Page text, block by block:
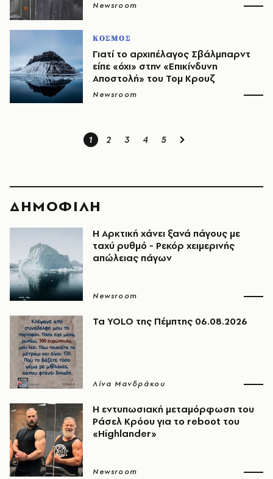
Newsroom
ΚΟΣΜΟΣ
Γιατί το αρχιπέλαγος Σβάλμπαρντ
είπε «όχι» στην «Επικίνδυνη
Αποστολή» του Τομ Κρουζ
Newsroom
1 2 3 4 5
ΔΗΜΟΦΙΛΗ
Η Αρκτική χάνει ξανά πάγους με
ταχύ ρυθμό - Ρεκόρ χειμερινής
απώλειας πάγων
Newsroom
Τα YOLO της Πέμπτης 06.08.2026
Λίνα Μανδράκου
Η εντυπωσιακή μεταμόρφωση του
Ράσελ Κρόου για το reboot του
«Highlander»
Newsroom